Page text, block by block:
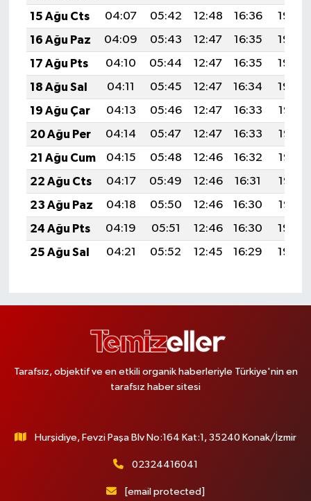
15 Ağu Cts
04:07 05:42 12:48 16:36
19:43
16 Ağu Paz
04:09 05:43 12:47 16:35
19:42
17 Ağu Pts
04:10 05:44 12:47 16:35
19:40
18 Ağu Sal
04:11 05:45 12:47 16:34
19:39
19 Ağu Çar
04:13 05:46 12:47 16:33
19:38
20 Ağu Per
04:14 05:47 12:47 16:33
19:36
21 Ağu Cum
04:15 05:48 12:46 16:32
19:35
22 Ağu Cts
04:17 05:49 12:46 16:31
19:33
23 Ağu Paz
04:18 05:50 12:46 16:30
19:32
24 Ağu Pts
04:19 05:51 12:46 16:30
19:30
25 Ağu Sal
04:21 05:52 12:45 16:29 19:29
Tarafsız, objektif ve en etkili organik haberleriyle Türkiye'nin en
tarafsız haber sitesi
Hurşidiye, Fevzi Paşa Blv No:164 Kat:1, 35240 Konak/İzmir
02324416041
[email protected]